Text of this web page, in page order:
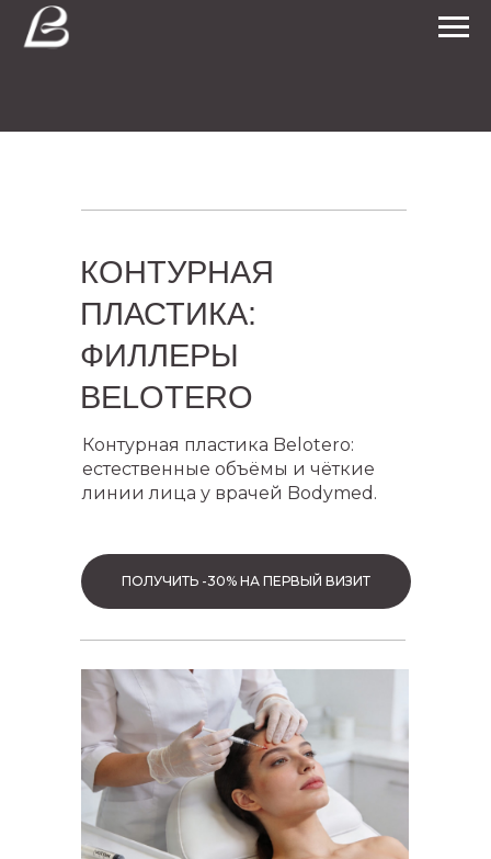
КОНТУРНАЯ
ПЛАСТИКА:
ФИЛЛЕРЫ
BELOTERO
Контурная пластика Belotero:
естественные объёмы и чёткие
линии лица у врачей Bodymed.
ПОЛУЧИТЬ -30% НА ПЕРВЫЙ ВИЗИТ